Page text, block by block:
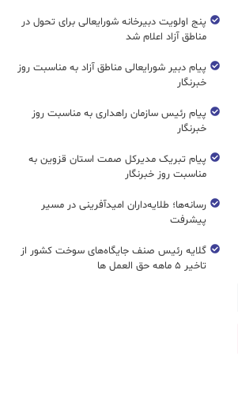
پنج اولویت دبیرخانه شورایعالی برای تحول در
مناطق آزاد اعلام شد
پیام دبیر شورایعالی مناطق آزاد به مناسبت روز
خبرنگار
پیام رئیس سازمان راهداری به مناسبت روز
خبرنگار
پیام تبریک مدیرکل صمت استان قزوین به
مناسبت روز خبرنگار
رسانه‌ها؛ طلایه‌داران امیدآفرینی در مسیر
پیشرفت
گلایه رئیس صنف جایگاه‌های سوخت کشور از
تاخیر ۵ ماهه حق العمل ها